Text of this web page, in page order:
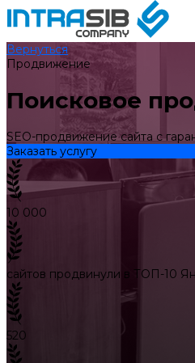
Вернуться
Продвижение
Поисковое
SEO-продвижение сайта с
Заказать услугу
10 000
сайтов продвинули в ТОП-10
520